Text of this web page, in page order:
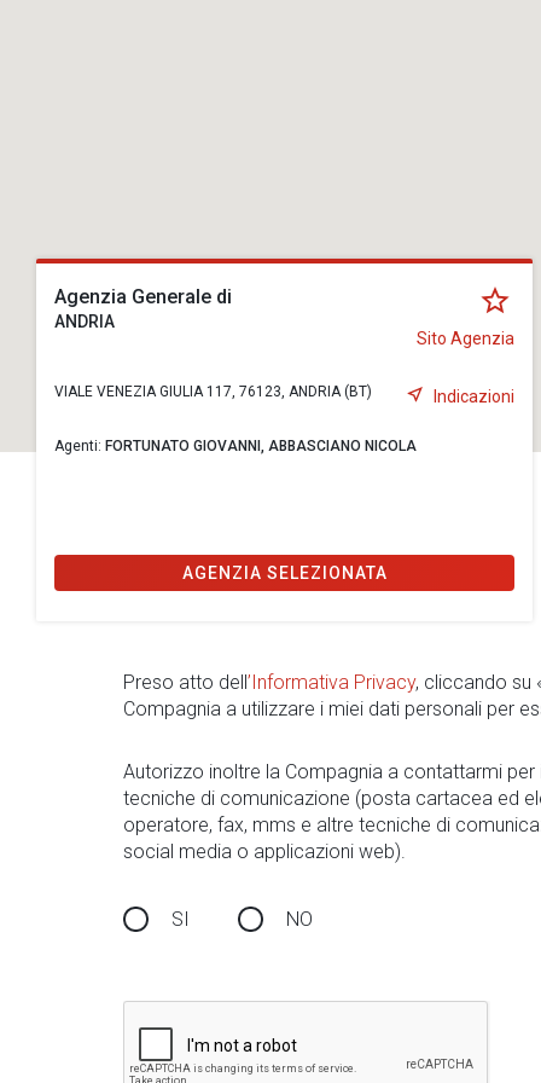
Agenzia Generale di
ANDRIA
Sito Agenzia
VIALE VENEZIA GIULIA 117, 76123, ANDRIA (BT) Indicazioni
Agenti: FORTUNATO GIOVANNI, ABBASCIANO NICOLA
AGENZIA SELEZIONATA
Preso atto dell’Informativa Privacy, cliccando su
Compagnia a utilizzare i miei dati personali per
Autorizzo inoltre la Compagnia a contattarmi
tecniche di comunicazione (posta cartacea ed
operatore, fax, mms e altre tecniche di
social media o applicazioni web).
SI NO